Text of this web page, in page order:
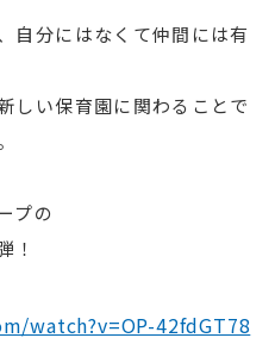
自分にはなくて仲間には有
しい保育園に関わることで
プの
！
watch?v=OP-42fdGT78